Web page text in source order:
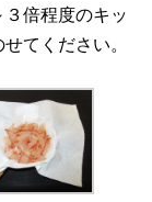
倍程度のキッ
てください。